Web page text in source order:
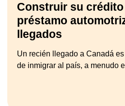
Construir su
préstamo
llegados
Un recién llegado a Canadá
de inmigrar al país, a menudo